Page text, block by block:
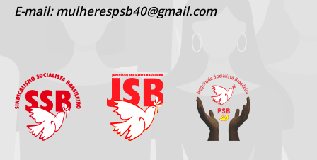
E-mail: mulherespsb40@gmail.com